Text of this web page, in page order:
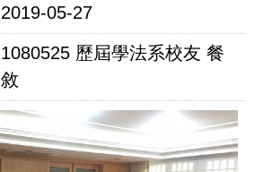
2019-05-27
1080525 歷屆學法系校友 餐
敘